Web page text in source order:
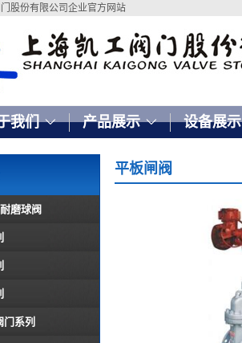
股份有限公司企业官方网站
我们 产品展示 设备展示
平板闸阀
磨球阀
门系列